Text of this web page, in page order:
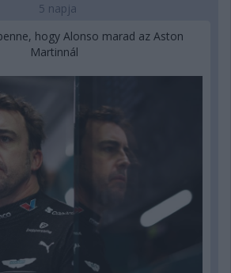
5 napja
hogy Alonso marad az Aston
Martinnál